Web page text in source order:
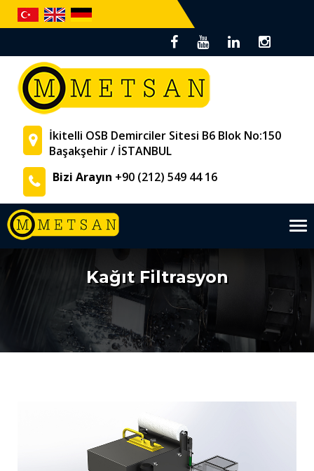
İkitelli OSB Demirciler Sitesi B6 Blok No:150
Başakşehir / İSTANBUL
Bizi Arayın +90 (212) 549 44 16
Kağıt Filtrasyon